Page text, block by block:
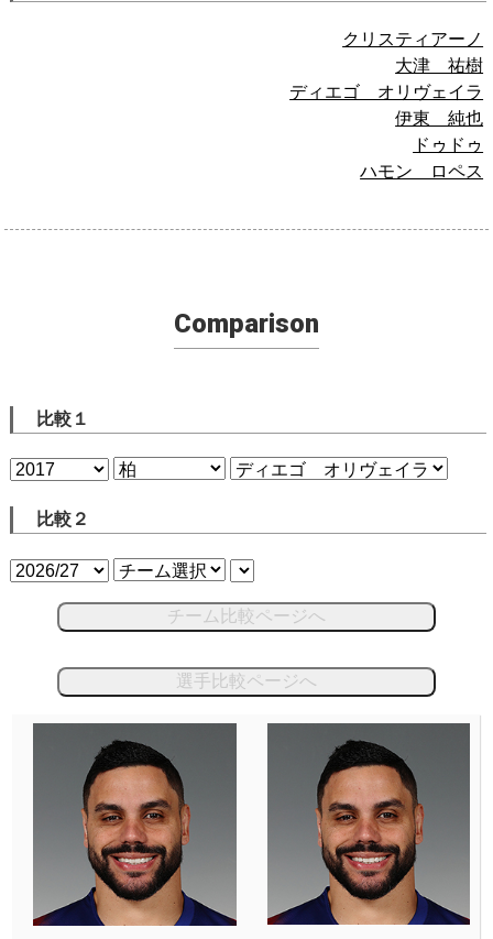
クリスティアーノ
大津 祐樹
ディエゴ オリヴェイラ
伊東 純也
ドゥドゥ
ハモン ロペス
Comparison
比較１
比較２
チーム比較ページへ
選手比較ページへ